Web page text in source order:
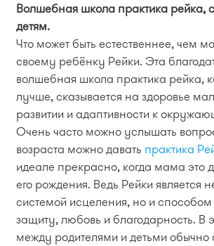
Волшебная школа практика рейка,
детям.
Что может быть естественнее, чем
своему ребёнку Рейки. Эта
волшебная школа практика рейка,
лучше, сказывается на здоровье
развитии и адаптивности к
Очень часто можно услышать
возраста можно давать практика
идеале прекрасно, когда мама это
его рождения. Ведь Рейки является
системой исцеления, но и способом
защиту, любовь и благодарность. В
между родителями и детьми обычно